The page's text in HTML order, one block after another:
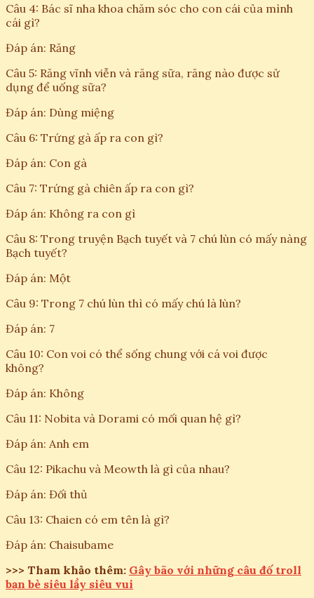
Câu 4: Bác sĩ nha khoa chăm sóc cho con cái của mình
cái gì?
Đáp án: Răng
Câu 5: Răng vĩnh viễn và răng sữa, răng nào được sử
dụng để uống sữa?
Đáp án: Dùng miệng
Câu 6: Trứng gà ấp ra con gì?
Đáp án: Con gà
Câu 7: Trứng gà chiên ấp ra con gì?
Đáp án: Không ra con gì
Câu 8: Trong truyện Bạch tuyết và 7 chú lùn có mấy nàng
Bạch tuyết?
Đáp án: Một
Câu 9: Trong 7 chú lùn thì có mấy chú là lùn?
Đáp án: 7
Câu 10: Con voi có thể sống chung với cá voi được
không?
Đáp án: Không
Câu 11: Nobita và Dorami có mối quan hệ gì?
Đáp án: Anh em
Câu 12: Pikachu và Meowth là gì của nhau?
Đáp án: Đối thủ
Câu 13: Chaien có em tên là gì?
Đáp án: Chaisubame
>>> Tham khảo thêm: Gây bão với những câu đố troll
bạn bè siêu lầy siêu vui